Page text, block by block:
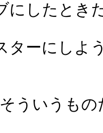
にしたとき
ターにしよ
ういうも